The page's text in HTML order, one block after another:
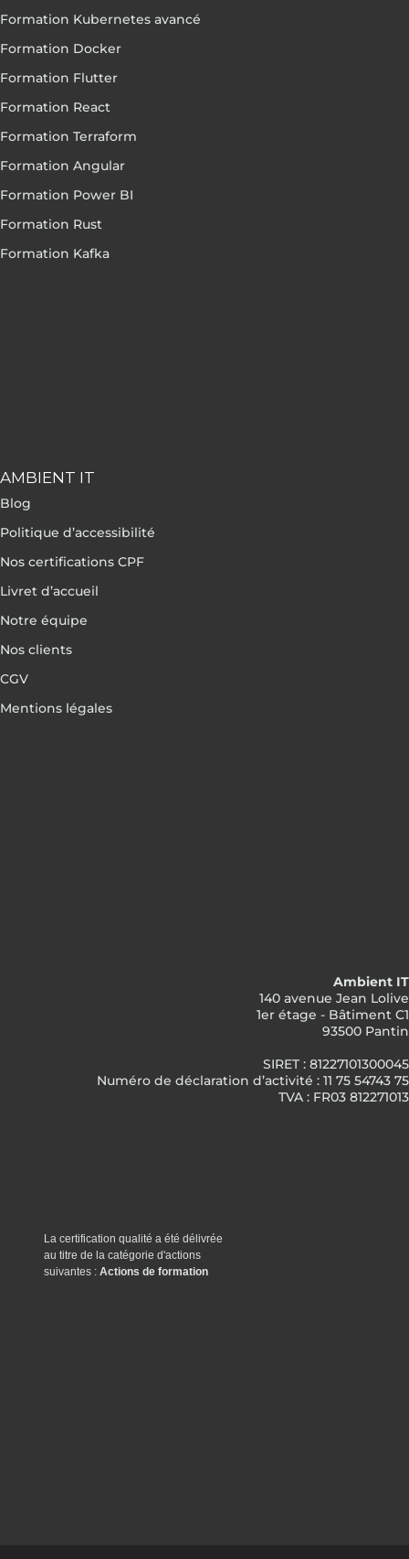
Formation Kubernetes avancé
Formation Docker
Formation Flutter
Formation React
Formation Terraform
Formation Angular
Formation Power BI
Formation Rust
Formation Kafka
AMBIENT IT
Blog
Politique d’accessibilité
Nos certifications CPF
Livret d’accueil
Notre équipe
Nos clients
CGV
Mentions légales
Ambient IT
140 avenue Jean Lolive
1er étage - Bâtiment C1
93500 Pantin
SIRET : 81227101300045
Numéro de déclaration d’activité : 11 75 54743 75
TVA : FR03 812271013
La certification qualité a été délivrée
au titre de la catégorie d'actions
suivantes : Actions de formation